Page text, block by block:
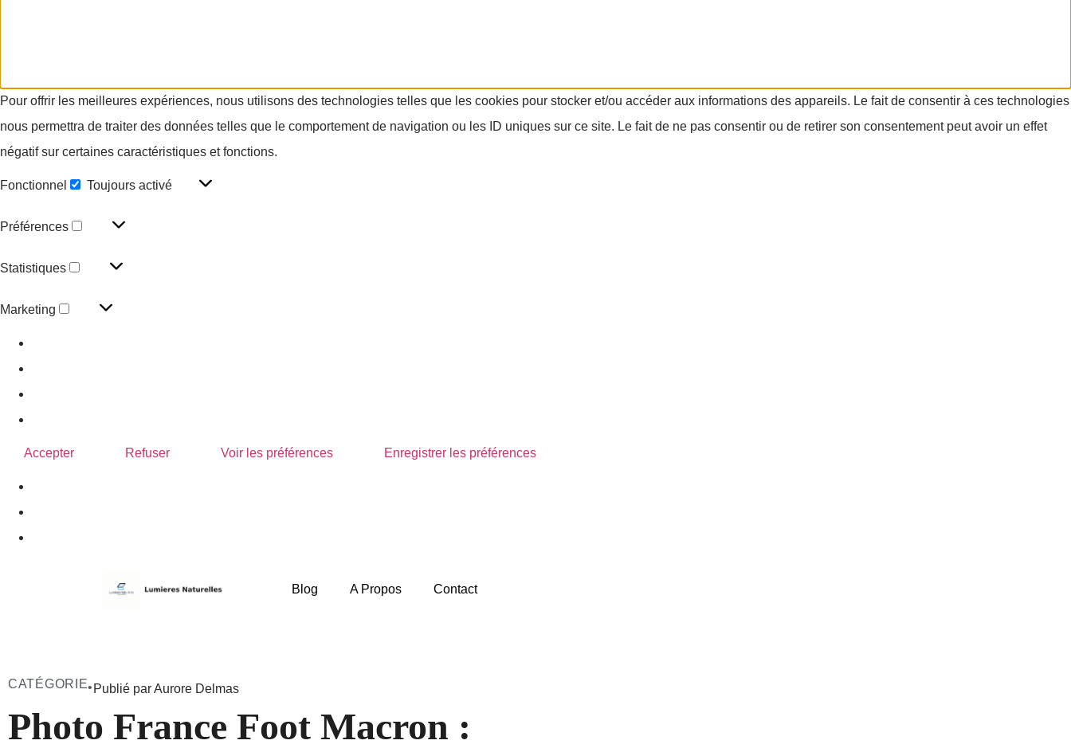
Pour offrir les meilleures expériences, nous utilisons des technologies telles que les cookies pour stocker et/ou accéder aux informations des appareils. Le fait de consentir à ces technologies
nous permettra de traiter des données telles que le comportement de navigation ou les ID uniques sur ce site. Le fait de ne pas consentir ou de retirer son consentement peut avoir un effet
négatif sur certaines caractéristiques et fonctions.
Fonctionnel Toujours activé
Préférences
Statistiques
Marketing
Accepter Refuser Voir les préférences Enregistrer les préférences
Blog A Propos Contact
CATÉGORIE• Publié par Aurore Delmas
Photo France Foot Macron :